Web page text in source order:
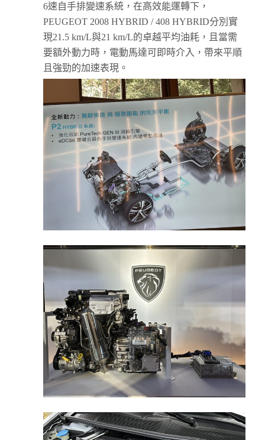
6速自手排變速系統，在高效能運轉下，
PEUGEOT 2008 HYBRID / 408 HYBRID分別實
現21.5 km/L與21 km/L的卓越平均油耗，且當需
要額外動力時，電動馬達可即時介入，帶來平順
且強勁的加速表現。